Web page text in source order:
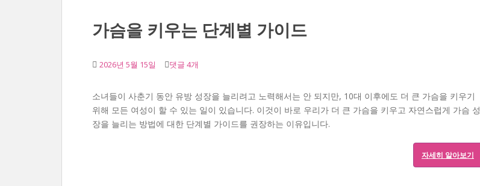
가슴을 키우는 단계별 가이드
2026년 5월 15일 댓글 4개
소녀들이 사춘기 동안 유방 성장을 늘리려고 노력해서는 안 되지만, 10대 이후에도 더 큰 가슴을 키우기
위해 모든 여성이 할 수 있는 일이 있습니다. 이것이 바로 우리가 더 큰 가슴을 키우고 자연스럽게 가슴 성
장을 늘리는 방법에 대한 단계별 가이드를 권장하는 이유입니다.
자세히 알아보기